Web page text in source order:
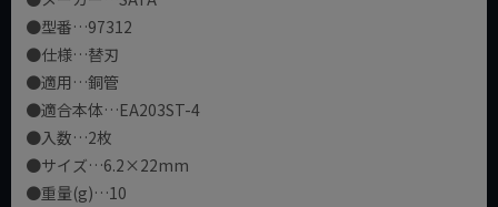
●型番…97312
●仕様…替刃
●適用…銅管
●適合本体…EA203ST-4
●入数…2枚
●サイズ…6.2×22mm
●重量(g)…10